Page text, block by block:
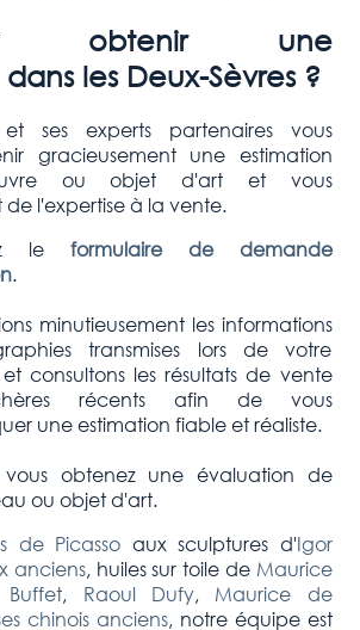
obtenir une
les Deux-Sèvres ?
ses experts partenaires vous
gracieusement une estimation
ou objet d'art et vous
l'expertise à la vente.
le formulaire de demande
.
minutieusement les informations
transmises lors de votre
consultons les résultats de vente
récents afin de vous
une estimation fiable et réaliste.
vous obtenez une évaluation de
ou objet d'art.
de Picasso aux sculptures d'Igor
anciens, huiles sur toile de Maurice
Buffet, Raoul Dufy, Maurice de
chinois anciens, notre équipe est